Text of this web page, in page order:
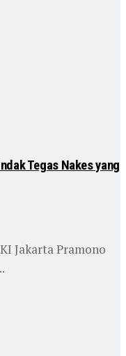
Tegas Nakes yang
Jakarta Pramono